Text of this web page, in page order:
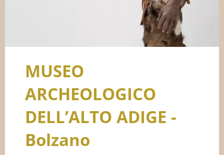
MUSEO
ARCHEOLOGICO
DELL’ALTO ADIGE -
Bolzano